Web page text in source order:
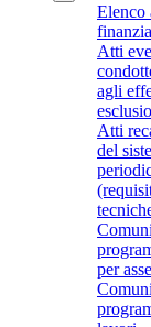
Elenco
Atti
agli
Atti
del
per